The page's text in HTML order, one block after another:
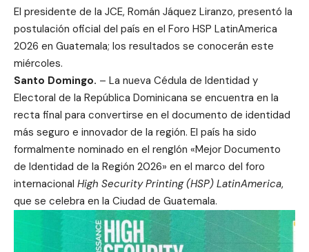
El presidente de la JCE, Román Jáquez Liranzo, presentó la
postulación oficial del país en el Foro HSP LatinAmerica
2026 en Guatemala; los resultados se conocerán este
miércoles.
Santo Domingo. – La nueva Cédula de Identidad y
Electoral de la República Dominicana se encuentra en la
recta final para convertirse en el documento de identidad
más seguro e innovador de la región. El país ha sido
formalmente nominado en el renglón «Mejor Documento
de Identidad de la Región 2026» en el marco del foro
internacional High Security Printing (HSP) LatinAmerica,
que se celebra en la Ciudad de Guatemala.